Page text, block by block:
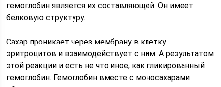
гемоглобин является их составляющей. Он имеет
белковую структуру.
Сахар проникает через мембрану в клетку
эритроцитов и взаимодействует с ним. А результатом
этой реакции и есть не что иное, как гликированный
гемоглобин. Гемоглобин вместе с моносахарами